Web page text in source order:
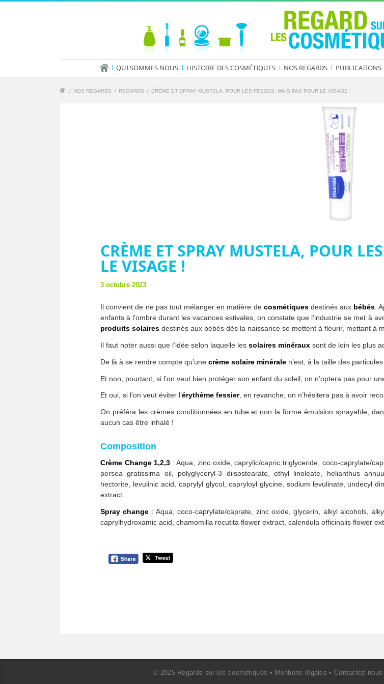
QUI SOMMES NOUS HISTOIRE DES COSMÉTIQUES NOS REGARDS PUBLICATIONS
/ NOS REGARDS / REGARDS / CRÈME ET SPRAY MUSTELA, POUR LES FESSES, MAIS PAS POUR LE VISAGE !
CRÈME ET SPRAY MUSTELA, POUR
LE VISAGE !
3 octobre 2023
Il convient de ne pas tout mélanger en matière de cosmétiquesdestinés aux bébés .
enfants à l’ombre durant les vacances estivales, on constate que l’industrie se met à
produits solaires destinés aux bébés dès la naissance se mettent à fleurir, mettant à
Il faut noter aussi que l’idée selon laquelle les solaires minéraux sont de loin les plus
De là à se rendre compte qu’une crème solaire minérale n’est, à la taille des
Et non, pourtant, si l’on veut bien protéger son enfant du soleil, on n’optera pas pour
Et oui, si l’on veut éviter l’érythème fessier, en revanche, on n’hésitera pas à avoir
On préféra les crèmes conditionnées en tube et non la forme émulsion sprayable,
aucun cas être inhalé !
Composition
Crème Change 1,2,3 : Aqua, zinc oxide, caprylic/capric triglyceride, coco-caprylate/
persea gratissima oil, polyglyceryl-3 diisostearate, ethyl linoleate, helianthus
hectorite, levulinic acid, caprylyl glycol, capryloyl glycine, sodium levulinate, undecyl
extract.
Spray change : Aqua, coco-caprylate/caprate, zinc oxide, glycerin, alkyl alcohols,
caprylhydroxamic acid, chamomilla recutita flower extract, calendula officinalis flower
© 2025 Regards sur les cosmétiques • Mentions légales • Contactez-nous